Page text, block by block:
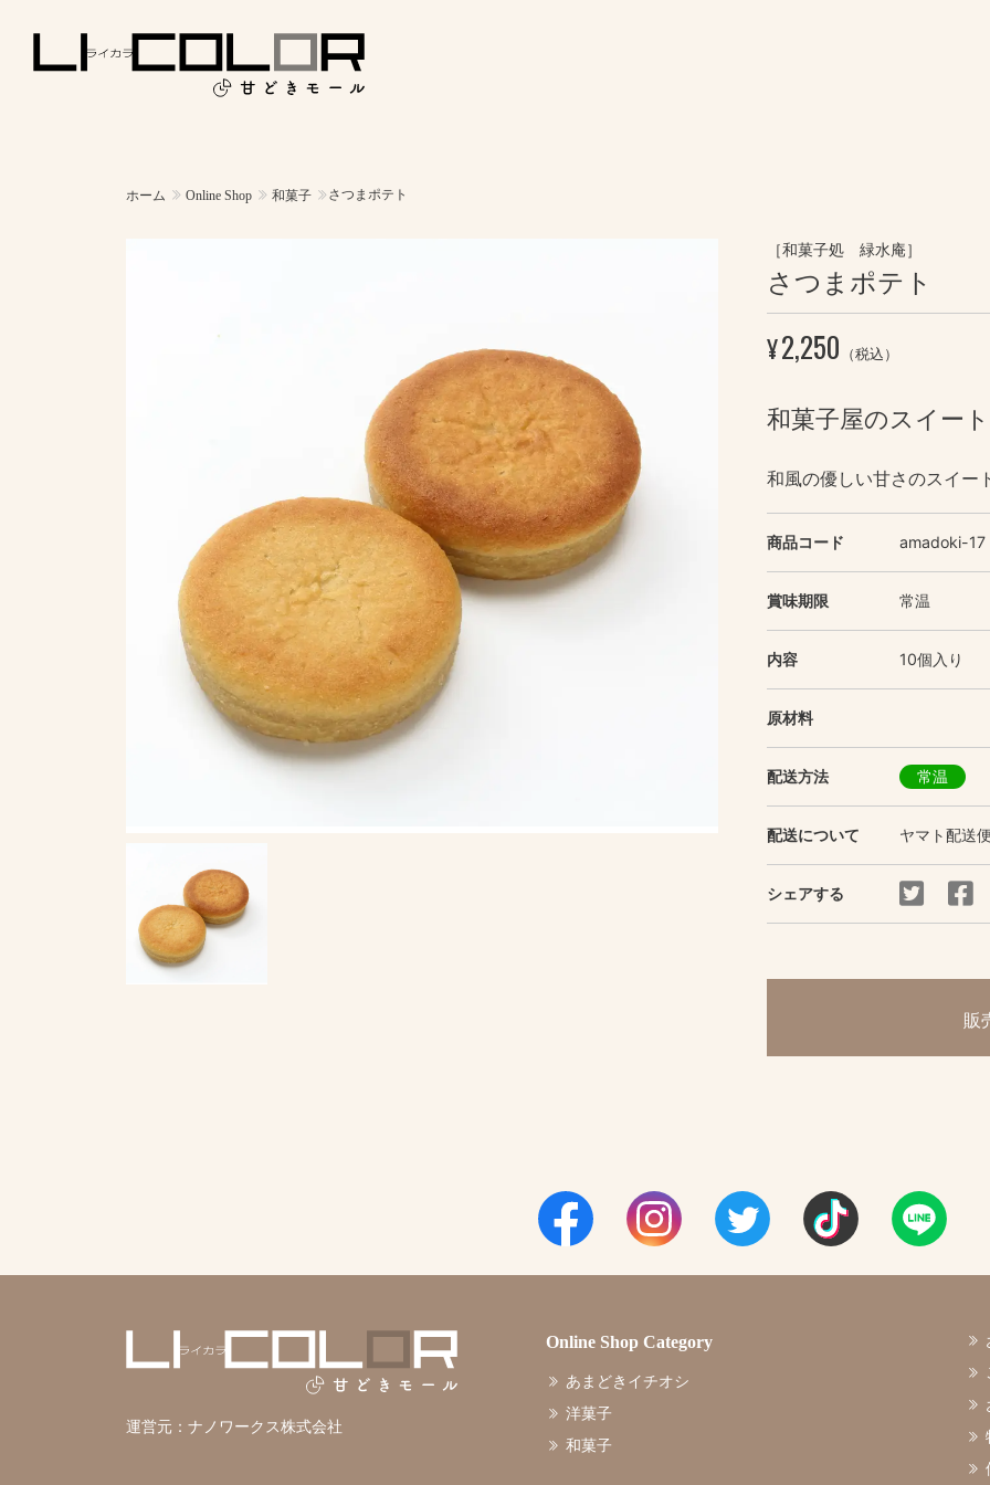
ホーム Online Shop 和菓子 さつまポテト
［和菓子処 緑水庵］
さつまポテト
¥2,250 （税込）
和菓子屋のスイー
和風の優しい甘さのスイー
商品コード amadoki-17
賞味期限 常温
内容 10個入り
原材料
配送方法 常温
配送について ヤマト配送
シェアする
販
運営元： ナノワークス株式会社
Online Shop Category
あまどきイチオシ
洋菓子
和菓子